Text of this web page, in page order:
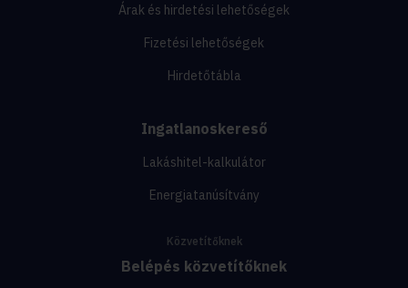
Árak és hirdetési lehetőségek
Fizetési lehetőségek
Hirdetőtábla
Ingatlanoskereső
Lakáshitel-kalkulátor
Energiatanúsítvány
Közvetítőknek
Belépés közvetítőknek